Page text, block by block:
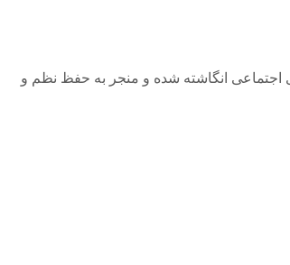
اجتماعی انگاشته شده و منجر به حفظ نظم و